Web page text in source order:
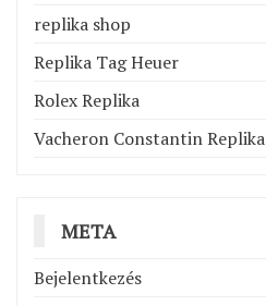
replika shop
Replika Tag Heuer
Rolex Replika
Vacheron Constantin Replika
META
Bejelentkezés